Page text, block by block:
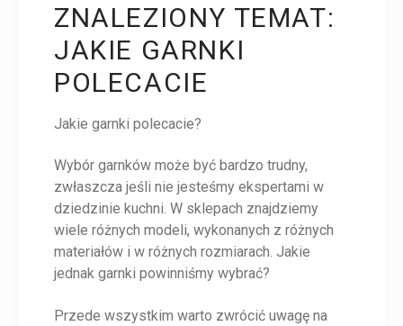
ZNALEZIONY TEMAT:
JAKIE GARNKI
POLECACIE
Jakie garnki polecacie?
Wybór garnków może być bardzo trudny,
zwłaszcza jeśli nie jesteśmy ekspertami w
dziedzinie kuchni. W sklepach znajdziemy
wiele różnych modeli, wykonanych z różnych
materiałów i w różnych rozmiarach. Jakie
jednak garnki powinniśmy wybrać?
Przede wszystkim warto zwrócić uwagę na